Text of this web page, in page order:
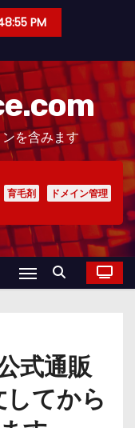
PM
を含みます
育毛剤
ドメイン管理
式通販
てから